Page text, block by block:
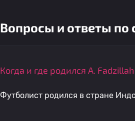
Вопросы и ответы по
Когда и где родился A. Fadzillah
Футболист родился в стране